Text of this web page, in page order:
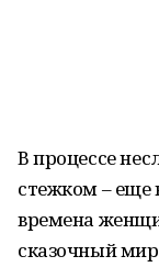
В процессе
стежком – еще
времена
сказочный